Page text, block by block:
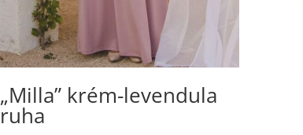
„Milla” krém-levendula
ruha